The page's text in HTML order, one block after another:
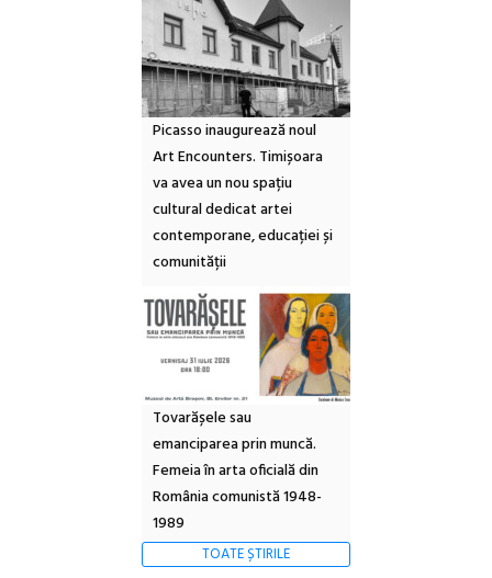
Picasso inaugurează noul
Art Encounters. Timișoara
va avea un nou spațiu
cultural dedicat artei
contemporane, educației și
comunității
Tovarășele sau
emanciparea prin muncă.
Femeia în arta oficială din
România comunistă 1948-
1989
TOATE ȘTIRILE